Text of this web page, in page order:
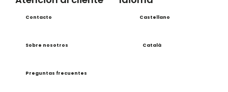
Contacto
Sobre nosotros
Preguntas frecuentes
Castellano
Català